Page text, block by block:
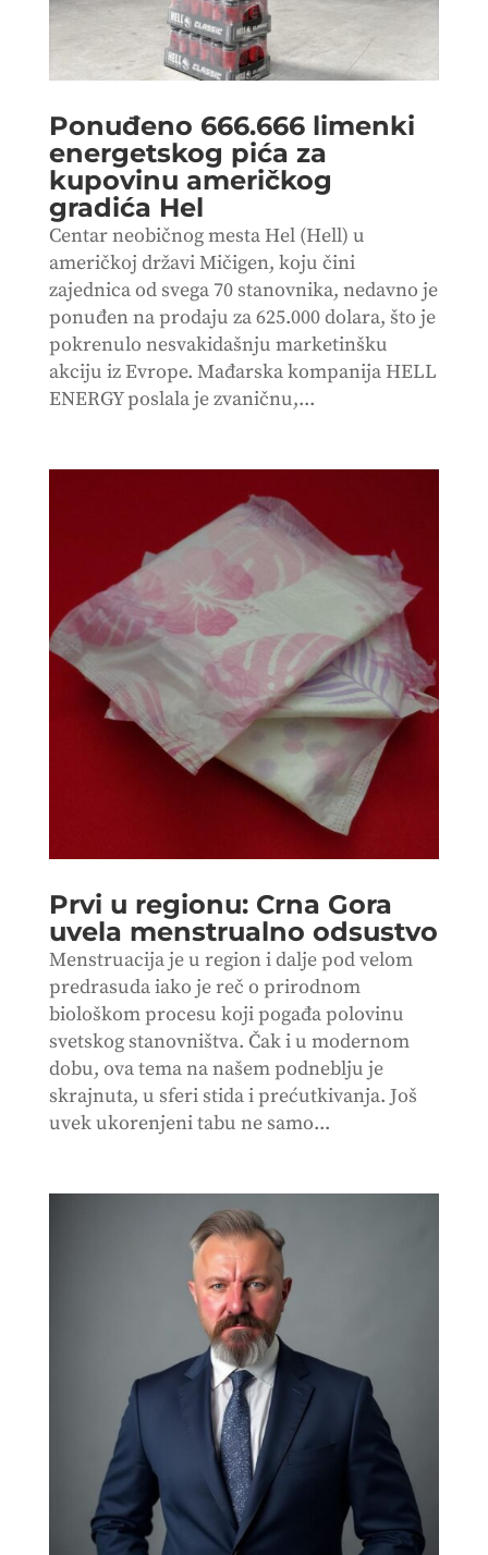
Ponuđeno 666.666 limenki
energetskog pića za
kupovinu američkog
gradića Hel
Centar neobičnog mesta Hel (Hell) u
američkoj državi Mičigen, koju čini
zajednica od svega 70 stanovnika, nedavno je
ponuđen na prodaju za 625.000 dolara, što je
pokrenulo nesvakidašnju marketinšku
akciju iz Evrope. Mađarska kompanija HELL
ENERGY poslala je zvaničnu,...
Prvi u regionu: Crna Gora
uvela menstrualno odsustvo
Menstruacija je u region i dalje pod velom
predrasuda iako je reč o prirodnom
biološkom procesu koji pogađa polovinu
svetskog stanovništva. Čak i u modernom
dobu, ova tema na našem podneblju je
skrajnuta, u sferi stida i prećutkivanja. Još
uvek ukorenjeni tabu ne samo...